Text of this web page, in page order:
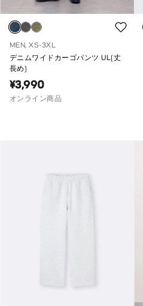
MEN, XS-3XL
デニムワイドカーゴパンツ UL(丈
長め)
¥3,990
オンライン商品